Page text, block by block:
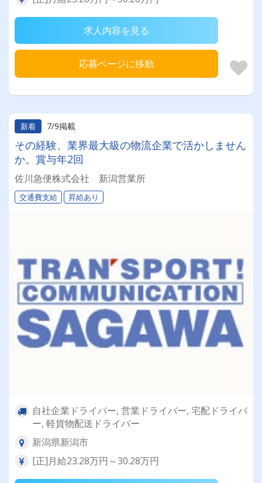
求人内容を見る
応募ページに移動
新着 7/9掲載
その経験、業界最大級の物流企業で活かしません
か。賞与年2回
佐川急便株式会社 新潟営業所
交通費支給 昇給あり
自社企業ドライバー, 営業ドライバー, 宅配ドライバ
ー, 軽貨物配送ドライバー
新潟県新潟市
[正]月給23.28万円～30.28万円